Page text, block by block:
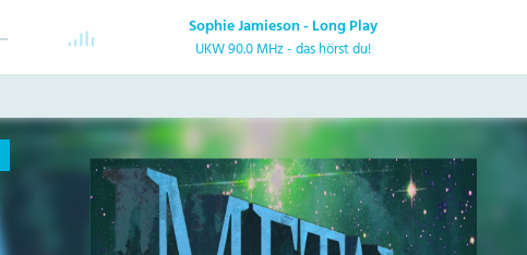
Sophie Jamieson - Long Play
UKW 90.0 MHz - das hörst du!